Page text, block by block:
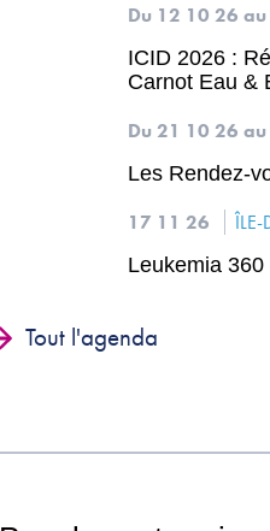
Du 12 10 26
ICID 2026 :
Carnot Eau &
Du 21 10 26
Les Rendez-
17 11 26
ÎLE-
Leukemia
Tout l'agenda